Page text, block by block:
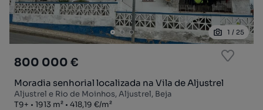
1 / 25
800 000 €
Moradia senhorial localizada na Vila de Aljustrel
Aljustrel e Rio de Moinhos, Aljustrel, Beja
Tipologia
T9+
Zona 1913 m²
Preço por metro quadrado
418,19 €/m²